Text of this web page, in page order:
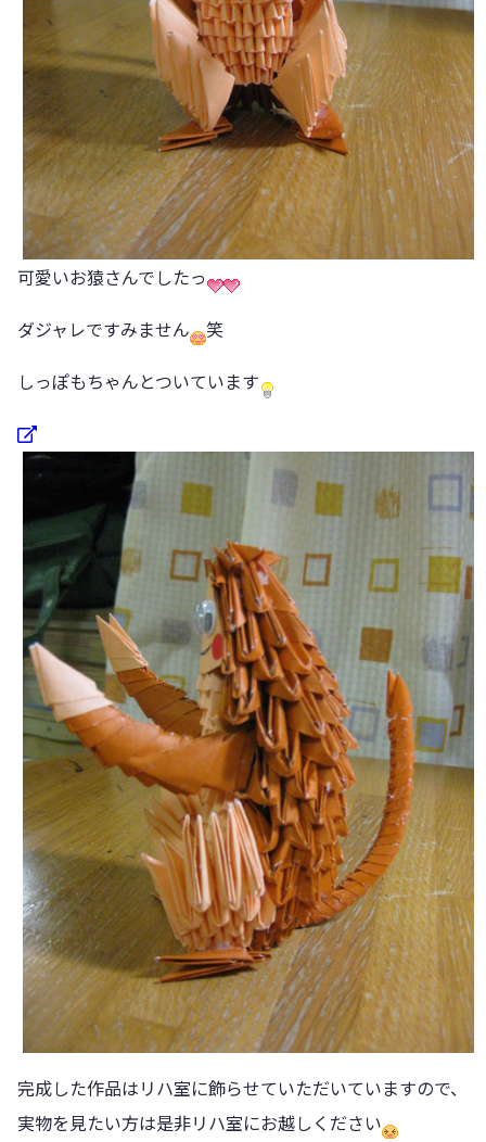
可愛いお猿さんでしたっ
ダジャレですみません
笑
しっぽもちゃんとついています
完成した作品はリハ室に飾らせていただいていますので、
実物を見たい方は是非リハ室にお越しください